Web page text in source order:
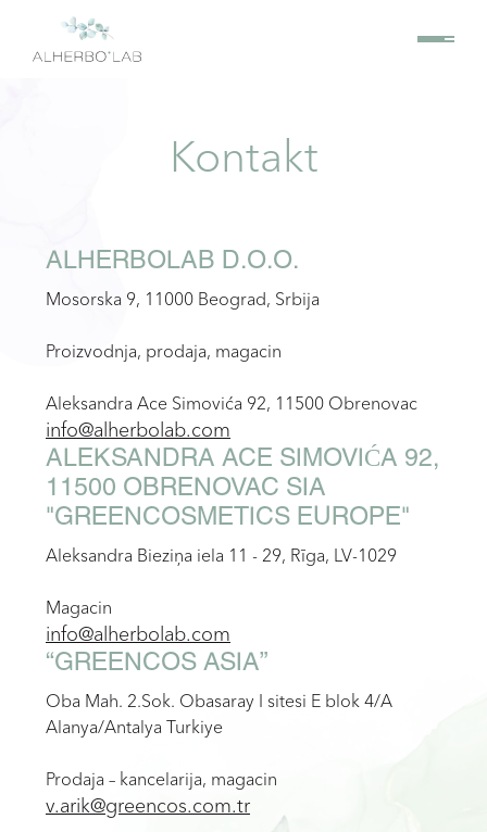
Kontakt
ALHERBOLAB D.O.O.
Mosorska 9, 11000 Beograd, Srbija
Proizvodnja, prodaja, magacin
Aleksandra Ace Simovića 92, 11500 Obrenovac
info@alherbolab.com
ALEKSANDRA ACE SIMOVIĆA 92,
11500 OBRENOVAC SIA
"GREENCOSMETICS EUROPE"
Aleksandra Bieziņa iela 11 - 29, Rīga, LV-1029
Magacin
info@alherbolab.com
“GREENCOS ASIA”
Oba Mah. 2.Sok. Obasaray I sitesi E blok 4/A
Alanya/Antalya Turkiye
Prodaja – kancelarija, magacin
v.arik@greencos.com.tr